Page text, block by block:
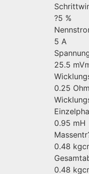
?5 %
5 A
25.5
0.25 Ohm
0.95 mH
0.48
0.48